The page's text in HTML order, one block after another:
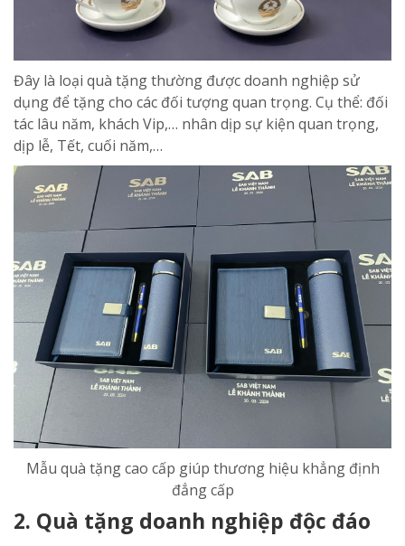
Đây là loại quà tặng thường được doanh nghiệp sử
dụng để tặng cho các đối tượng quan trọng. Cụ thể: đối
tác lâu năm, khách Vip,… nhân dịp sự kiện quan trọng,
dịp lễ, Tết, cuối năm,…
Mẫu quà tặng cao cấp giúp thương hiệu khẳng định
đẳng cấp
2. Quà tặng doanh nghiệp độc đáo